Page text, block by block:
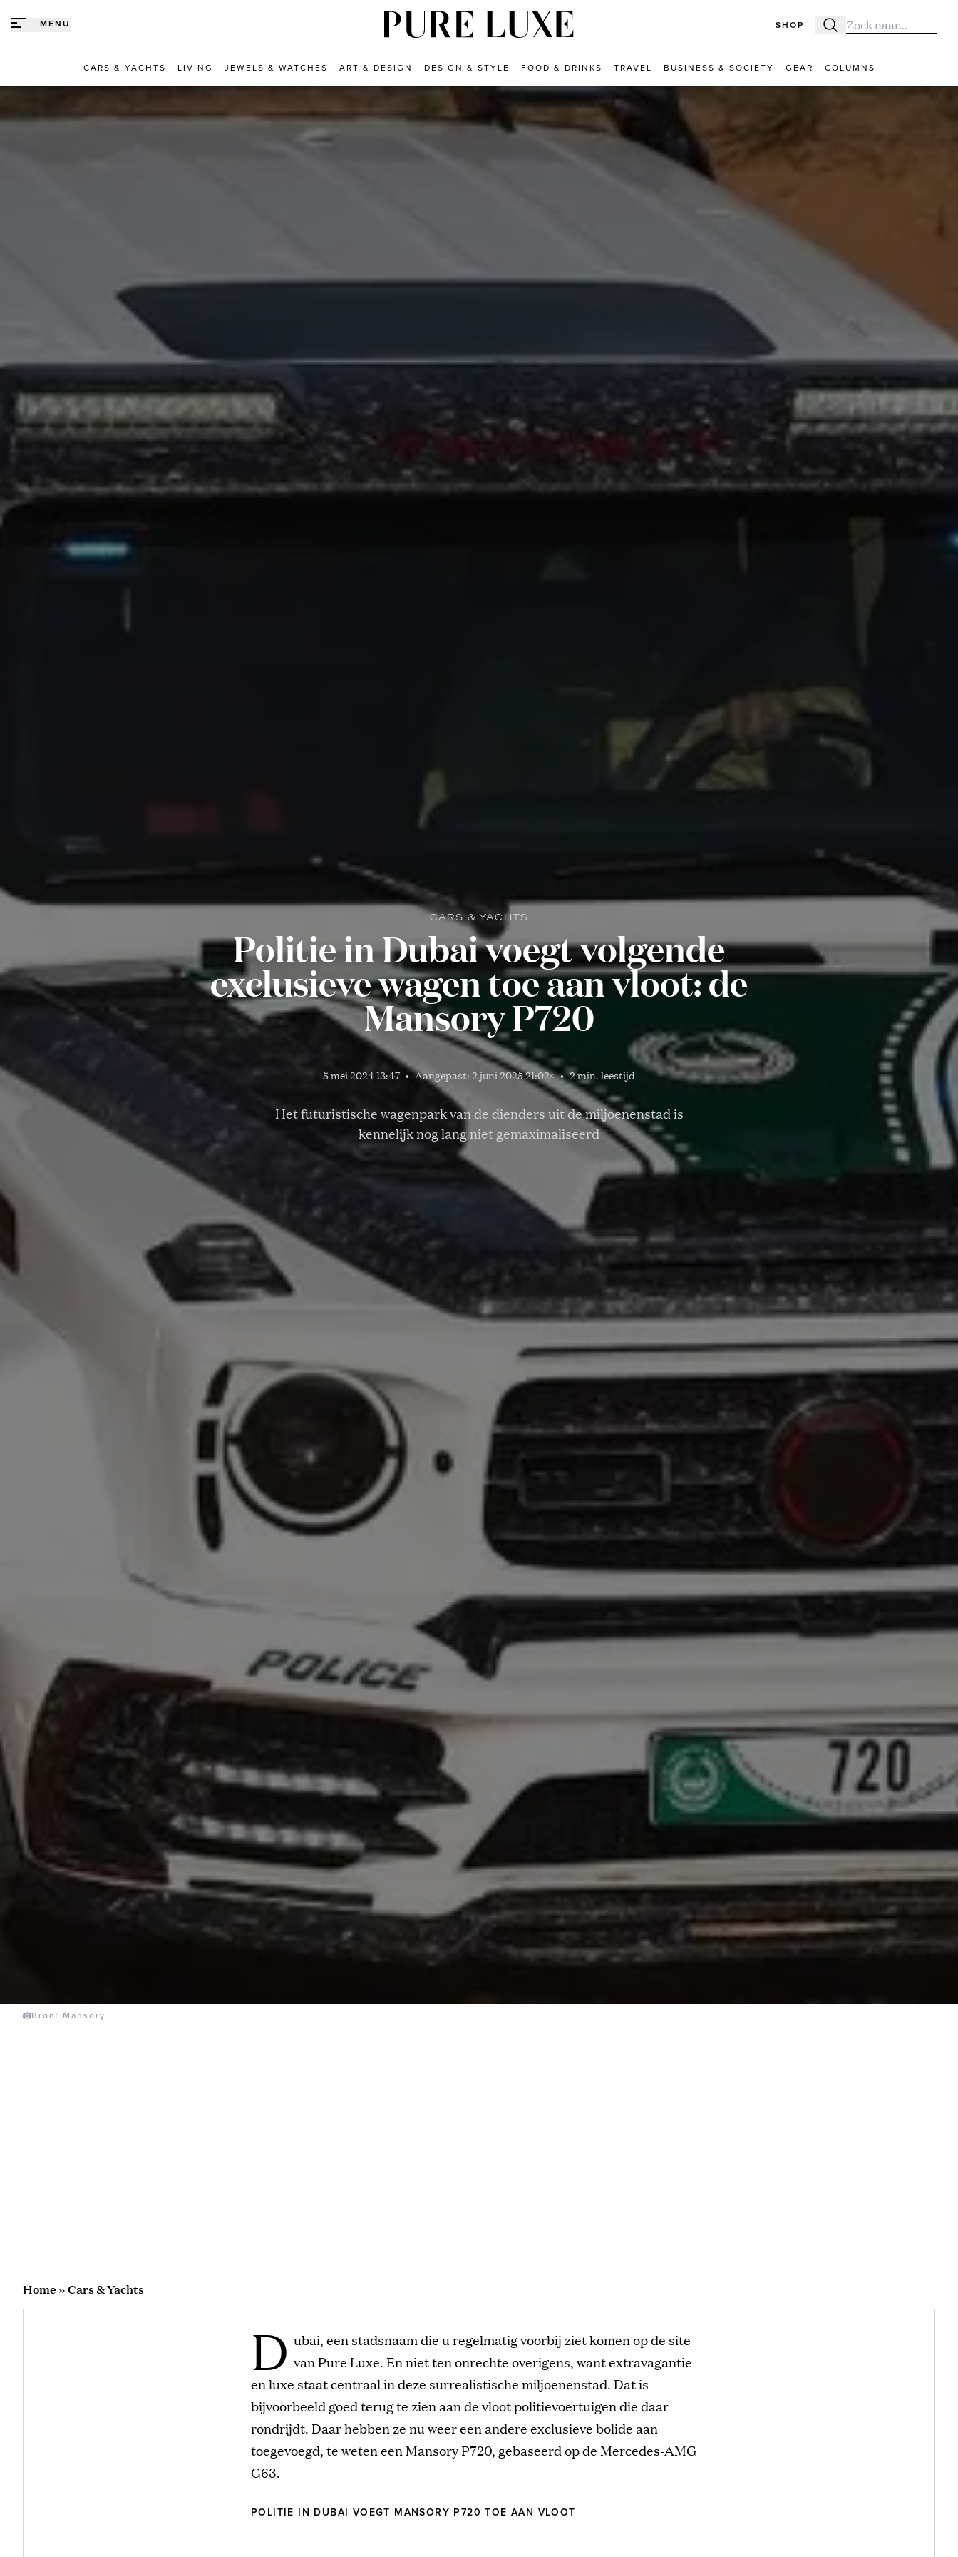
MENU SHOP Zoeken
Zoek naar:
CARS & YACHTS LIVING JEWELS & WATCHES ART & DESIGN DESIGN & STYLE FOOD & DRINKS TRAVEL BUSINESS & SOCIETY GEAR COLUMNS
CARS & YACHTS
Politie in Dubai voegt volgende
exclusieve wagen toe aan vloot: de
Mansory P720
5 mei 2024 13:47 • Aangepast: 2 juni 2025 21:02< • 2 min. leestijd
Het futuristische wagenpark van de dienders uit de miljoenenstad is
kennelijk nog lang niet gemaximaliseerd
Bron: Mansory
Home»Cars & Yachts
D ubai, een stadsnaam die u regelmatig voorbij ziet komen op de site
van Pure Luxe. En niet ten onrechte overigens, want extravagantie
en luxe staat centraal in deze surrealistische miljoenenstad. Dat is
bijvoorbeeld goed terug te zien aan de vloot politievoertuigen die daar
rondrijdt. Daar hebben ze nu weer een andere exclusieve bolide aan
toegevoegd, te weten een Mansory P720, gebaseerd op de Mercedes-AMG
G63.
POLITIE IN DUBAI VOEGT MANSORY P720 TOE AAN VLOOT